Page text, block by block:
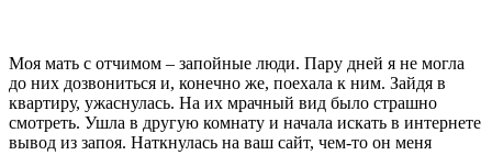
Моя мать с отчимом – запойные люди. Пару дней я не могла
до них дозвониться и, конечно же, поехала к ним. Зайдя в
квартиру, ужаснулась. На их мрачный вид было страшно
смотреть. Ушла в другую комнату и начала искать в интернете
вывод из запоя. Наткнулась на ваш сайт, чем-то он меня